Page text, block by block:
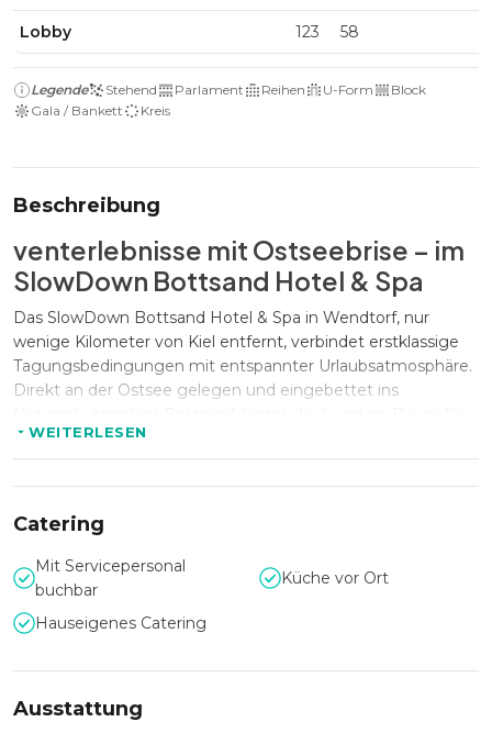
Lobby 123 58
Legende Stehend Parlament Reihen U-Form
Block
Gala / Bankett
Kreis
Beschreibung
venterlebnisse mit Ostseebrise – im
SlowDown Bottsand Hotel & Spa
Das SlowDown Bottsand Hotel & Spa in Wendtorf, nur
wenige Kilometer von Kiel entfernt, verbindet erstklassige
Tagungsbedingungen mit entspannter Urlaubsatmosphäre.
Direkt an der Ostsee gelegen und eingebettet ins
Veranstaltungen mit bis zu 162 Personen – sei es für
Business-Meetings, Workshops oder exklusive Feiern. Die
traumhafte Lage am Wasser schafft eine inspirierende
Kulisse, in der Arbeit und Entspannung Hand in Hand gehen.
Rückzugsort mit professioneller
Ausstattung
Bottsand Hotel & Spa ideale Bedingungen für produktive
WEITERLESEN
Catering
Mit Servicepersonal
buchbar
Küche vor Ort
Hauseigenes Catering
Ausstattung